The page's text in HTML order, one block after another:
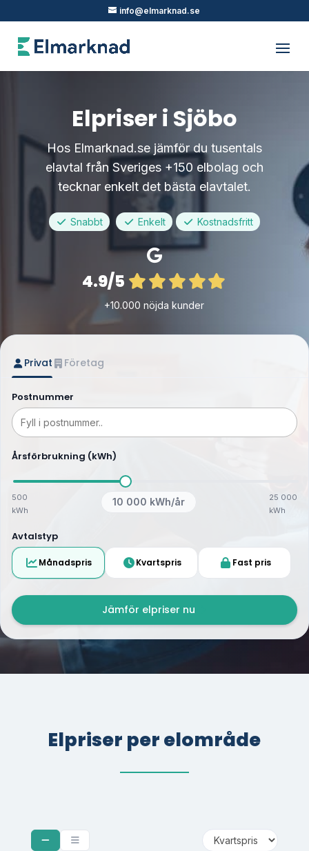
info@elmarknad.se
Elpriser i Sjöbo
Hos Elmarknad.se jämför du tusentals
elavtal från Sveriges +150 elbolag och
tecknar enkelt det bästa elavtalet.
Snabbt Enkelt Kostnadsfritt
4.9/5
+10.000 nöjda kunder
Privat Företag
Postnummer
Årsförbrukning (kWh)
500
kWh
10 000 kWh/år
25 000
kWh
Avtalstyp
Månadspris Kvartspris Fast pris
Jämför elpriser nu
Elpriser per elområde